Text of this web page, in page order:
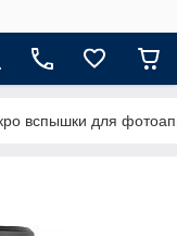
вспышки для